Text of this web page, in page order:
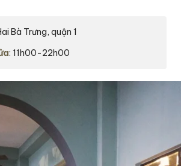
Bà Trưng, quận 1
: 11h00-22h00